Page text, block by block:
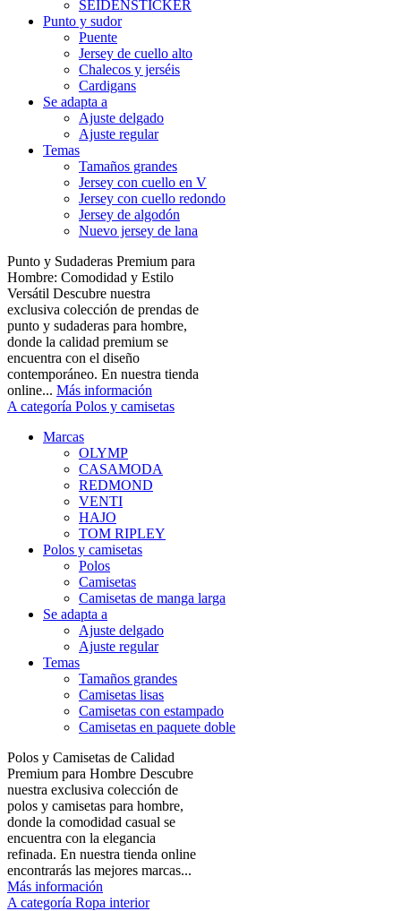
SEIDENSTICKER
Punto y sudor
Puente
Jersey de cuello alto
Chalecos y jerséis
Cardigans
Se adapta a
Ajuste delgado
Ajuste regular
Temas
Tamaños grandes
Jersey con cuello en V
Jersey con cuello redondo
Jersey de algodón
Nuevo jersey de lana
Punto y Sudaderas Premium para
Hombre: Comodidad y Estilo
Versátil Descubre nuestra
exclusiva colección de prendas de
punto y sudaderas para hombre,
donde la calidad premium se
encuentra con el diseño
contemporáneo. En nuestra tienda
online... Más información
A categoría Polos y camisetas
Marcas
OLYMP
CASAMODA
REDMOND
VENTI
HAJO
TOM RIPLEY
Polos y camisetas
Polos
Camisetas
Camisetas de manga larga
Se adapta a
Ajuste delgado
Ajuste regular
Temas
Tamaños grandes
Camisetas lisas
Camisetas con estampado
Camisetas en paquete doble
Polos y Camisetas de Calidad
Premium para Hombre Descubre
nuestra exclusiva colección de
polos y camisetas para hombre,
donde la comodidad casual se
encuentra con la elegancia
refinada. En nuestra tienda online
encontrarás las mejores marcas...
Más información
A categoría Ropa interior